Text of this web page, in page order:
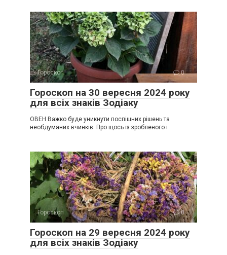
Гороскоп 0
Гороскоп на 30 вересня 2024 року
для всіх знаків Зодіаку
ОВЕН Важко буде уникнути поспішних рішень та
необдуманих вчинків. Про щось із зробленого і
Гороскоп 0
Гороскоп на 29 вересня 2024 року
для всіх знаків Зодіаку